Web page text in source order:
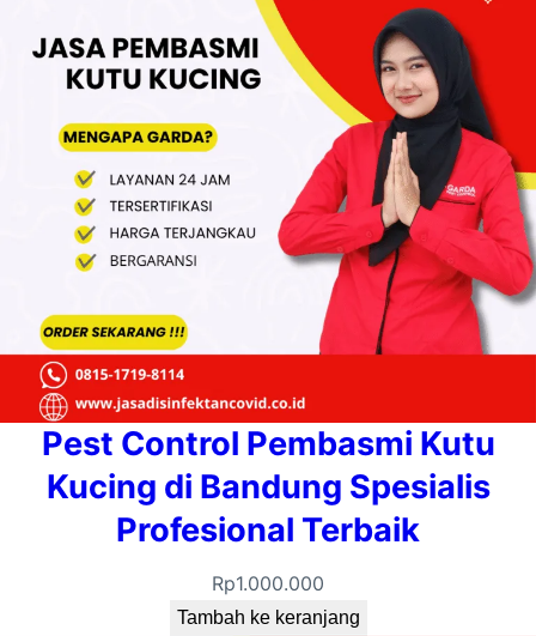
Pest Control Pembasmi Kutu
Kucing di Bandung Spesialis
Profesional Terbaik
Rp1.000.000
Tambah ke keranjang